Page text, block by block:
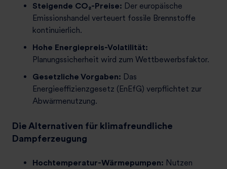
Steigende CO₂-Preise: Der europäische
Emissionshandel verteuert fossile Brennstoffe
kontinuierlich.
Hohe Energiepreis-Volatilität:
Planungssicherheit wird zum Wettbewerbsfaktor.
Gesetzliche Vorgaben: Das
Energieeffizienzgesetz (EnEfG) verpflichtet zur
Abwärmenutzung.
Die Alternativen für klimafreundliche
Dampferzeugung
Hochtemperatur-Wärmepumpen: Nutzen